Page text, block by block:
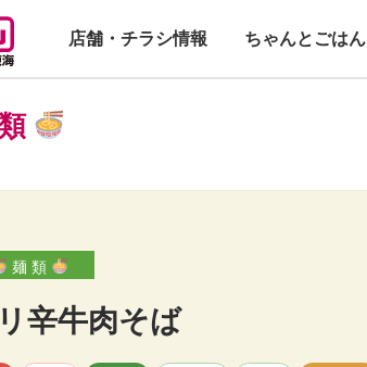
店舗・チラシ情報 ちゃんとごはん
麺 類
辛牛肉そば